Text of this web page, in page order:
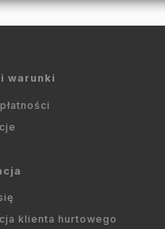
warunki
klienta hurtowego